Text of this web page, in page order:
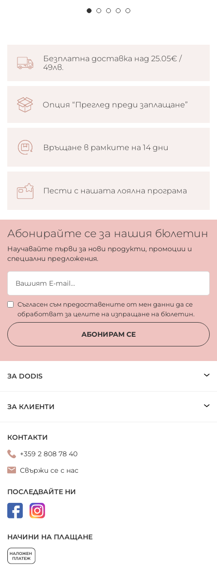
Безплатна доставка над 25.05€ /
49лв.
Опция “Преглед преди заплащане”
Връщане в рамките на 14 дни
Пести с нашата лоялна програма
Абонирайте се за нашия бюлетин
Научавайте първи за нови продукти, промоции и
специални предложения.
Съгласен съм предоставените от мен данни да се
обработват за целите на изпращане на бюлетин.
АБОНИРАМ СЕ
ЗА DODIS
ЗА КЛИЕНТИ
КОНТАКТИ
+359 2 808 78 40
Свържи се с нас
ПОСЛЕДВАЙТЕ НИ
НАЧИНИ НА ПЛАЩАНЕ